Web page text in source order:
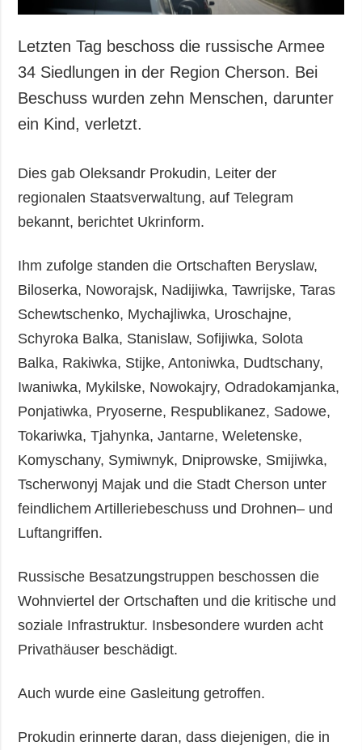
Letzten Tag beschoss die russische Armee
34 Siedlungen in der Region Cherson. Bei
Beschuss wurden zehn Menschen, darunter
ein Kind, verletzt.
Dies gab Oleksandr Prokudin, Leiter der
regionalen Staatsverwaltung, auf Telegram
bekannt, berichtet Ukrinform.
Ihm zufolge standen die Ortschaften Beryslaw,
Biloserka, Noworajsk, Nadijiwka, Tawrijske, Taras
Schewtschenko, Mychajliwka, Uroschajne,
Schyroka Balka, Stanislaw, Sofijiwka, Solota
Balka, Rakiwka, Stijke, Antoniwka, Dudtschany,
Iwaniwka, Mykilske, Nowokajry, Odradokamjanka,
Ponjatiwka, Pryoserne, Respublikanez, Sadowe,
Tokariwka, Tjahynka, Jantarne, Weletenske,
Komyschany, Symiwnyk, Dniprowske, Smijiwka,
Tscherwonyj Majak und die Stadt Cherson unter
feindlichem Artilleriebeschuss und Drohnen– und
Luftangriffen.
Russische Besatzungstruppen beschossen die
Wohnviertel der Ortschaften und die kritische und
soziale Infrastruktur. Insbesondere wurden acht
Privathäuser beschädigt.
Auch wurde eine Gasleitung getroffen.
Prokudin erinnerte daran, dass diejenigen, die in